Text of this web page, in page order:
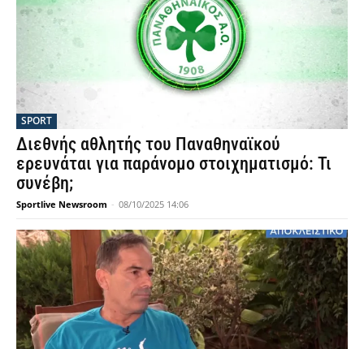
SPORT
Διεθνής αθλητής του Παναθηναϊκού
ερευνάται για παράνομο στοιχηματισμό: Τι
συνέβη;
Sportlive Newsroom - 08/10/2025 14:06